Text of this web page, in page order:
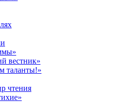
вестник»
таланты!»
чтения